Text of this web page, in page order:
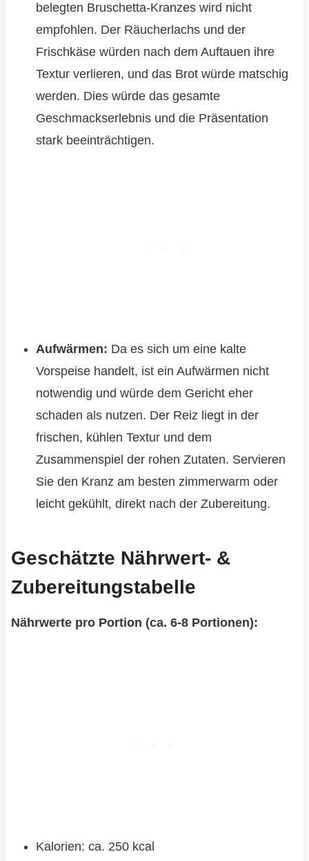
belegten Bruschetta-Kranzes wird nicht
empfohlen. Der Räucherlachs und der
Frischkäse würden nach dem Auftauen ihre
Textur verlieren, und das Brot würde matschig
werden. Dies würde das gesamte
Geschmackserlebnis und die Präsentation
stark beeinträchtigen.
Aufwärmen: Da es sich um eine kalte
Vorspeise handelt, ist ein Aufwärmen nicht
notwendig und würde dem Gericht eher
schaden als nutzen. Der Reiz liegt in der
frischen, kühlen Textur und dem
Zusammenspiel der rohen Zutaten. Servieren
Sie den Kranz am besten zimmerwarm oder
leicht gekühlt, direkt nach der Zubereitung.
Geschätzte Nährwert- &
Zubereitungstabelle
Nährwerte pro Portion (ca. 6-8 Portionen):
Kalorien: ca. 250 kcal